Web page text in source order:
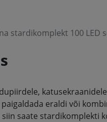
stardikomplekt 100 LED
eraldi või
saate stardikomplekti